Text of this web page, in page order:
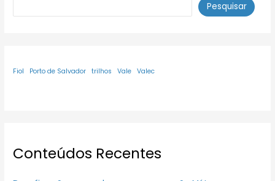
Pesquisar
Fiol Porto de Salvador trilhos Vale Valec
Conteúdos Recentes